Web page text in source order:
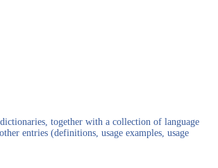
together with a collection of language
entries (definitions, usage examples, usage